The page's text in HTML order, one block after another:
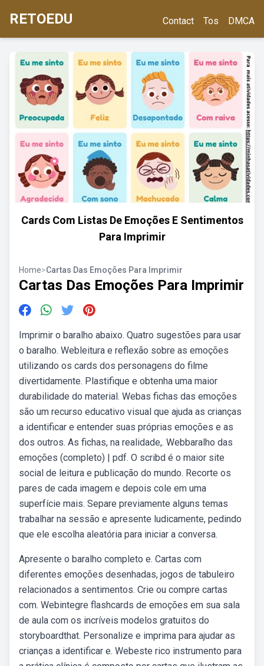
RETOEDU Contact Tos DMCA
Cards Com Listas De Emoções E Sentimentos
Para Imprimir
Home>Cartas Das Emoções Para Imprimir
Cartas Das Emoções Para Imprimir
Imprimir o baralho abaixo. Quatro sugestões para usar
o baralho. Webleitura e reflexão sobre as emoções
utilizando os cards dos personagens do filme
divertidamente. Plastifique e obtenha uma maior
durabilidade do material. Webas fichas das emoções
são um recurso educativo visual que ajuda as crianças
a identificar e entender suas próprias emoções e as
dos outros. As fichas, na realidade,. Webbaralho das
emoções (completo) | pdf. O scribd é o maior site
social de leitura e publicação do mundo. Recorte os
pares de cada imagem e depois cole em uma
superfície mais. Separe previamente alguns temas
trabalhar na sessão e apresente ludicamente, pedindo
que ele escolha aleatória para iniciar a conversa.
Apresente o baralho completo e. Cartas com
diferentes emoções desenhadas, jogos de tabuleiro
relacionados a sentimentos. Crie ou compre cartas
com. Webintegre flashcards de emoções em sua sala
de aula com os incríveis modelos gratuitos do
storyboardthat. Personalize e imprima para ajudar as
crianças a identificar e. Webeste rico instrumento para